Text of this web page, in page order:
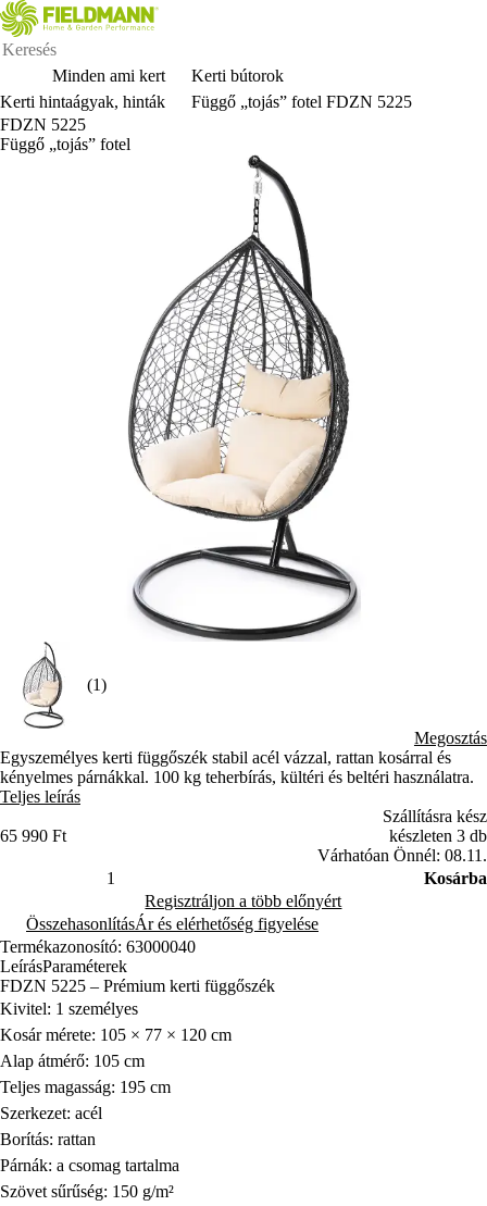
Minden ami kert
Kerti bútorok
Kerti hintaágyak, hinták
Függő „tojás” fotel FDZN 5225
FDZN 5225
Függő „tojás” fotel
(1)
Megosztás
Egyszemélyes kerti függőszék stabil acél vázzal, rattan kosárral és
kényelmes párnákkal. 100 kg teherbírás, kültéri és beltéri használatra.
Teljes leírás
65 990 Ft
Szállításra kész
készleten 3 db
Várhatóan Önnél: 08.11.
Kosárba
Regisztráljon a több előnyért
ÖsszehasonlításÁr és elérhetőség figyelése
Termékazonosító: 63000040
LeírásParaméterek
FDZN 5225 – Prémium kerti függőszék
Kivitel: 1 személyes
Kosár mérete: 105 × 77 × 120 cm
Alap átmérő: 105 cm
Teljes magasság: 195 cm
Szerkezet: acél
Borítás: rattan
Párnák: a csomag tartalma
Szövet sűrűség: 150 g/m²